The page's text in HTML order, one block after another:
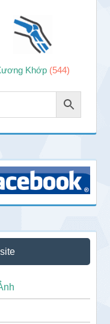
Khớp (544)